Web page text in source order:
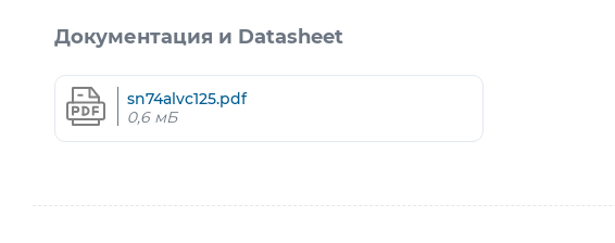
Документация и Datasheet
sn74alvc125.pdf
0,6 мБ